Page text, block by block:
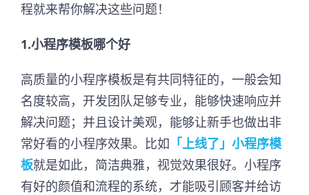
程就来帮你解决这些问题！
1.小程序模板哪个好
高质量的小程序模板是有共同特征的，一般会知
名度较高，开发团队足够专业，能够快速响应并
解决问题；并且设计美观，能够让新手也做出非
常好看的小程序效果。比如 「上线了」小程序模
板就是如此，简洁典雅，视觉效果很好。小程序
有好的颜值和流程的系统，才能吸引顾客并给访